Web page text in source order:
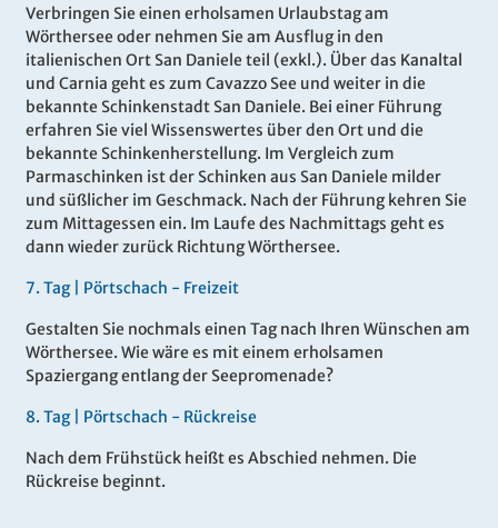
Verbringen Sie einen erholsamen Urlaubstag am
Wörthersee oder nehmen Sie am Ausflug in den
italienischen Ort San Daniele teil (exkl.). Über das Kanaltal
und Carnia geht es zum Cavazzo See und weiter in die
bekannte Schinkenstadt San Daniele. Bei einer Führung
erfahren Sie viel Wissenswertes über den Ort und die
bekannte Schinkenherstellung. Im Vergleich zum
Parmaschinken ist der Schinken aus San Daniele milder
und süßlicher im Geschmack. Nach der Führung kehren Sie
zum Mittagessen ein. Im Laufe des Nachmittags geht es
dann wieder zurück Richtung Wörthersee.
7. Tag | Pörtschach - Freizeit
Gestalten Sie nochmals einen Tag nach Ihren Wünschen am
Wörthersee. Wie wäre es mit einem erholsamen
Spaziergang entlang der Seepromenade?
8. Tag | Pörtschach - Rückreise
Nach dem Frühstück heißt es Abschied nehmen. Die
Rückreise beginnt.